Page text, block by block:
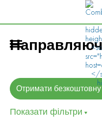
Отримати безкоштовну
Показати фільтри